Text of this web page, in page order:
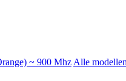
~ 900 Mhz Alle modellen